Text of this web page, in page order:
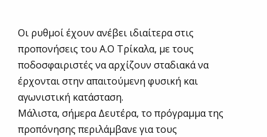
Οι ρυθμοί έχουν ανέβει ιδιαίτερα στις
προπονήσεις του Α.Ο Τρίκαλα, με τους
ποδοσφαιριστές να αρχίζουν σταδιακά να
έρχονται στην απαιτούμενη φυσική και
αγωνιστική κατάσταση.
Μάλιστα, σήμερα Δευτέρα, το πρόγραμμα της
προπόνησης περιλάμβανε για τους